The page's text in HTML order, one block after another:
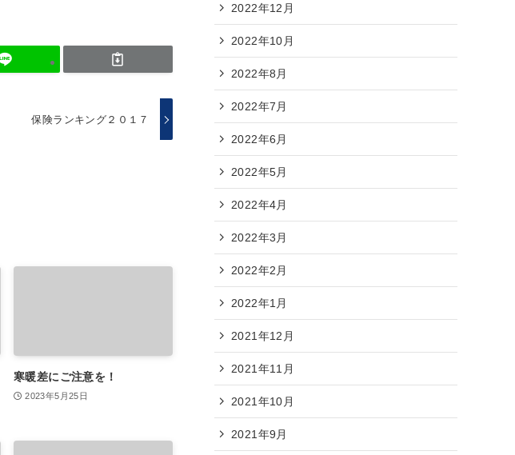
保険ランキング２０１７
寒暖差にご注意を！
2023年5月25日
2022年12月
2022年10月
2022年8月
2022年7月
2022年6月
2022年5月
2022年4月
2022年3月
2022年2月
2022年1月
2021年12月
2021年11月
2021年10月
2021年9月